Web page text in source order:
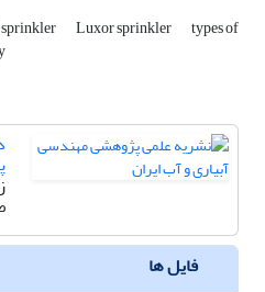
Luxor sprinkler types of
فایل ها